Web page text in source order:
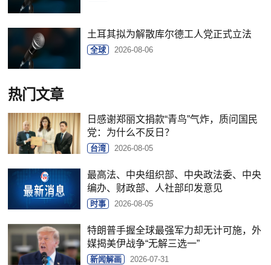
土耳其拟为解散库尔德工人党正式立法
全球 2026-08-06
热门文章
日感谢郑丽文捐款“青鸟”气炸，质问国民
党：为什么不反日？
台湾 2026-08-05
最高法、中央组织部、中央政法委、中央
编办、财政部、人社部印发意见
时事 2026-08-05
特朗普手握全球最强军力却无计可施，外
媒揭美伊战争“无解三选一”
新闻解画 2026-07-31